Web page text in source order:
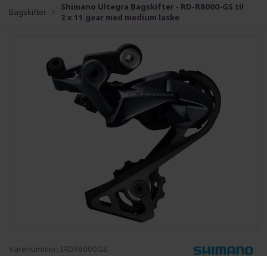
Bagskifter
Shimano Ultegra Bagskifter - RD-R8000-GS til
2 x 11 gear med medium laske
Varenummer: IRDR8000GS